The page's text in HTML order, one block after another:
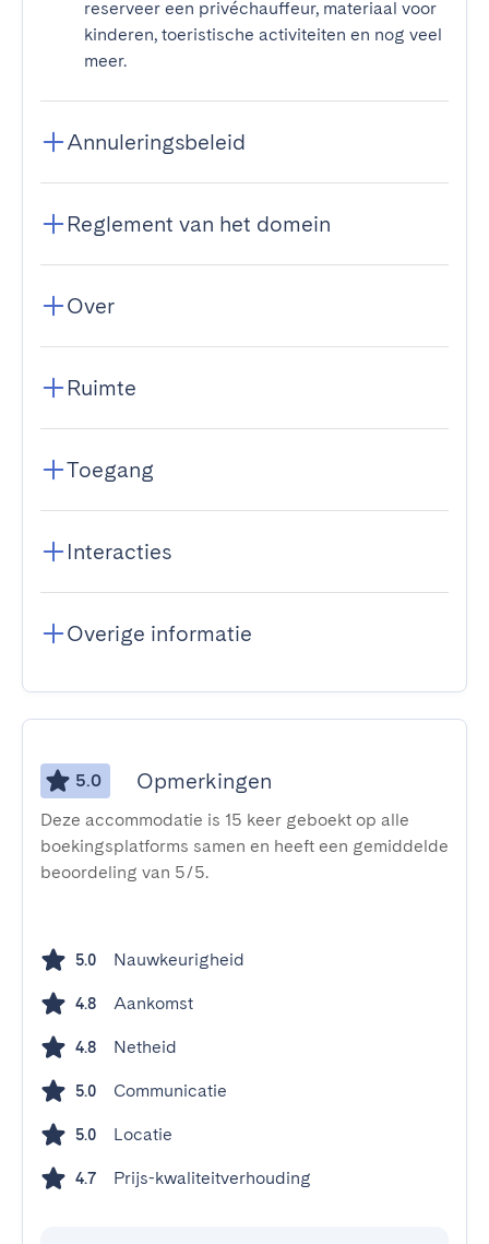
reserveer een privéchauffeur, materiaal voor
kinderen, toeristische activiteiten en nog veel
meer.
Annuleringsbeleid
Reglement van het domein
Over
Ruimte
Toegang
Interacties
Overige informatie
5.0 Opmerkingen
Deze accommodatie is 15 keer geboekt op alle
boekingsplatforms samen en heeft een gemiddelde
beoordeling van 5/5.
5.0 Nauwkeurigheid
4.8 Aankomst
4.8 Netheid
5.0 Communicatie
5.0 Locatie
4.7 Prijs-kwaliteitverhouding